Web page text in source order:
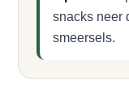
snacks neer
smeersels.